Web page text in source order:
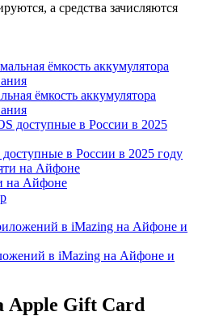
а средства зачисляются
ёмкость аккумулятора
в России в 2025 году
на Айфоне
в iMazing на Айфоне и
Apple Gift Card